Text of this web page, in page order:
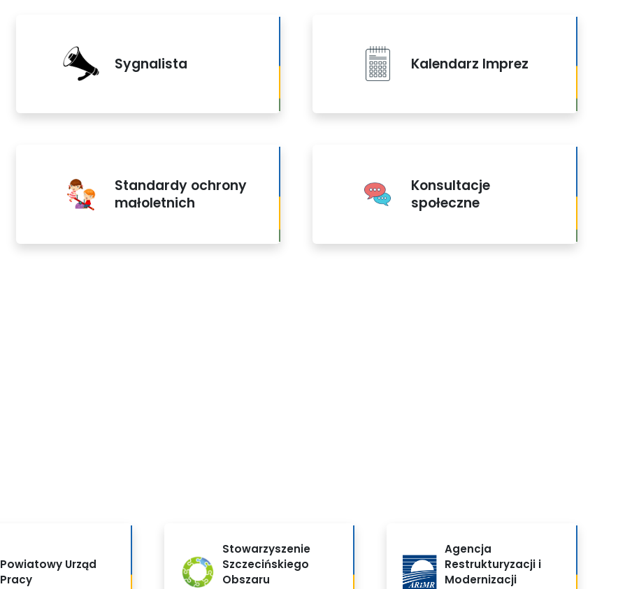
Sygnalista Kalendarz Imprez
Standardy ochrony
małoletnich
Konsultacje
społeczne
Powiatowy Urząd
Pracy
Stowarzyszenie
Szczecińskiego
Obszaru
Agencja
Restrukturyzacji i
Modernizacji